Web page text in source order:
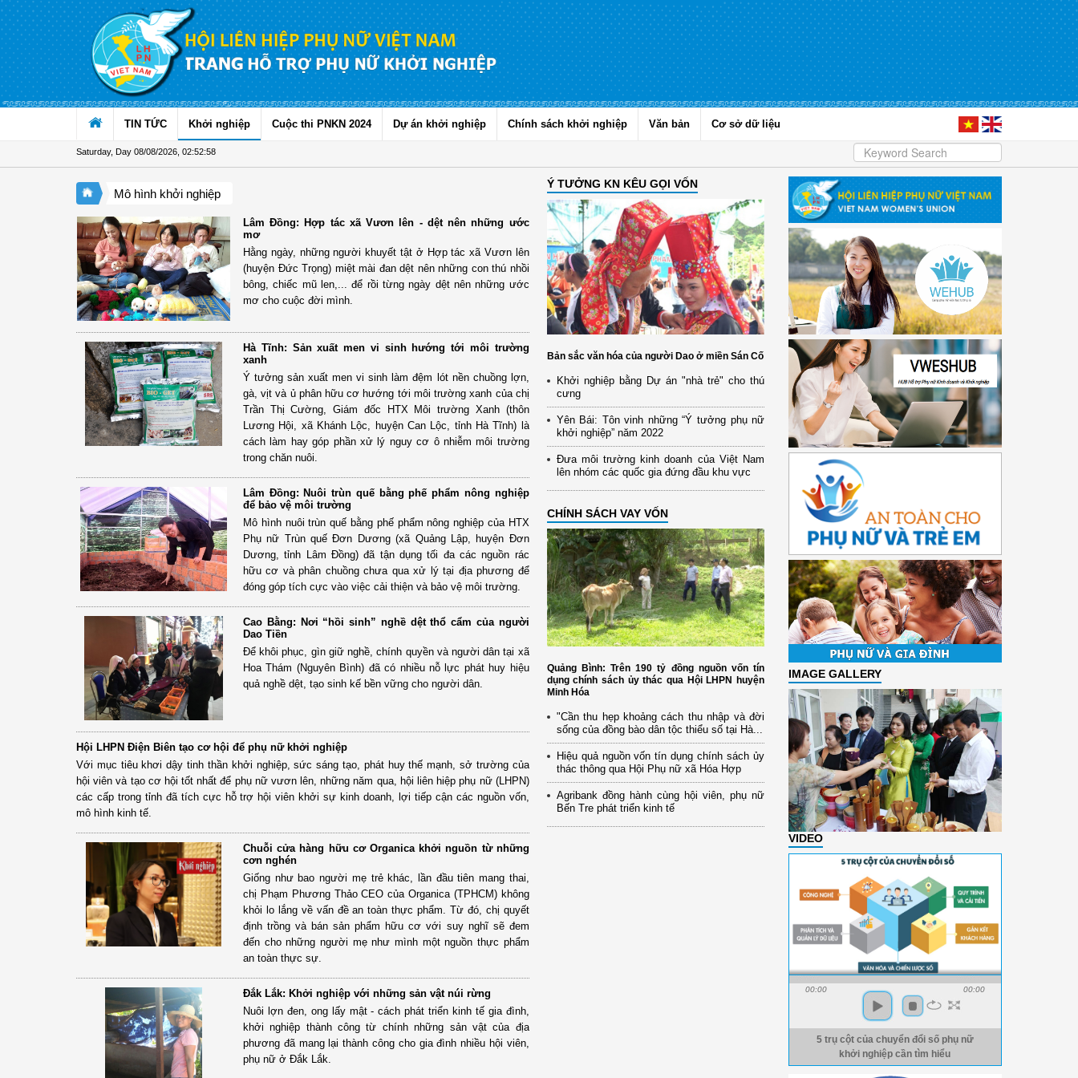
Skip to Content
TIN TỨC Khởi nghiệp Cuộc thi PNKN 2024 Dự án khởi nghiệp Chính sách khởi nghiệp Văn bản Cơ sở dữ liệu
Saturday, Day 08/08/2026 02:52:59
Mô hình khởi nghiệp
Lâm Đồng: Hợp tác xã Vươn lên - dệt nên những ước
mơ
Hằng ngày, những người khuyết tật ở Hợp tác xã Vươn lên
(huyện Đức Trọng) miệt mài đan dệt nên những con thú nhồi
bông, chiếc mũ len,... để rồi từng ngày dệt nên những ước
mơ cho cuộc đời mình.
Hà Tĩnh: Sản xuất men vi sinh hướng tới môi trường
xanh
Ý tưởng sản xuất men vi sinh làm đệm lót nền chuồng lợn,
gà, vịt và ủ phân hữu cơ hướng tới môi trường xanh của chị
Trần Thị Cường, Giám đốc HTX Môi trường Xanh (thôn
Lương Hội, xã Khánh Lộc, huyện Can Lộc, tỉnh Hà Tĩnh) là
cách làm hay góp phần xử lý nguy cơ ô nhiễm môi trường
trong chăn nuôi.
Lâm Đồng: Nuôi trùn quế bằng phế phẩm nông nghiệp
để bảo vệ môi trường
Mô hình nuôi trùn quế bằng phế phẩm nông nghiệp của HTX
Phụ nữ Trùn quế Đơn Dương (xã Quảng Lập, huyện Đơn
Dương, tỉnh Lâm Đồng) đã tận dụng tối đa các nguồn rác
hữu cơ và phân chuồng chưa qua xử lý tại địa phương để
đóng góp tích cực vào việc cải thiện và bảo vệ môi trường.
Cao Bằng: Nơi “hồi sinh” nghề dệt thổ cẩm của người
Dao Tiền
Để khôi phục, gìn giữ nghề, chính quyền và người dân tại xã
Hoa Thám (Nguyên Bình) đã có nhiều nỗ lực phát huy hiệu
quả nghề dệt, tạo sinh kế bền vững cho người dân.
Hội LHPN Điện Biên tạo cơ hội để phụ nữ khởi nghiệp
Với mục tiêu khơi dậy tinh thần khởi nghiệp, sức sáng tạo, phát huy thế mạnh, sở trường của
hội viên và tạo cơ hội tốt nhất để phụ nữ vươn lên, những năm qua, hội liên hiệp phụ nữ (LHPN)
các cấp trong tỉnh đã tích cực hỗ trợ hội viên khởi sự kinh doanh, lợi tiếp cận các nguồn vốn,
mô hình kinh tế.
Chuỗi cửa hàng hữu cơ Organica khởi nguồn từ những
cơn nghén
Giống như bao người mẹ trẻ khác, lần đầu tiên mang thai,
chị Phạm Phương Thảo CEO của Organica (TPHCM) không
khỏi lo lắng về vấn đề an toàn thực phẩm. Từ đó, chị quyết
định trồng và bán sản phẩm hữu cơ với suy nghĩ sẽ đem
đến cho những người mẹ như mình một nguồn thực phẩm
an toàn thực sự.
Đắk Lắk: Khởi nghiệp với những sản vật núi rừng
Nuôi lợn đen, ong lấy mật - cách phát triển kinh tế gia đình,
khởi nghiệp thành công từ chính những sản vật của địa
phương đã mang lại thành công cho gia đình nhiều hội viên,
phụ nữ ở Đắk Lắk.
Ý TƯỞNG KN KÊU GỌI VỐN
Bản sắc văn hóa của người Dao ở miền Sán Cố
Khởi nghiệp bằng Dự án "nhà trẻ" cho thú
cưng
Yên Bái: Tôn vinh những “Ý tưởng phụ nữ
khởi nghiệp” năm 2022
Đưa môi trường kinh doanh của Việt Nam
lên nhóm các quốc gia đứng đầu khu vực
CHÍNH SÁCH VAY VỐN
Quảng Bình: Trên 190 tỷ đồng nguồn vốn tín
dụng chính sách ủy thác qua Hội LHPN huyện
Minh Hóa
"Cần thu hẹp khoảng cách thu nhập và đời
sống của đồng bào dân tộc thiểu số tại Hà...
Hiệu quả nguồn vốn tín dụng chính sách ủy
thác thông qua Hội Phụ nữ xã Hóa Hợp
Agribank đồng hành cùng hội viên, phụ nữ
Bến Tre phát triển kinh tế
IMAGE GALLERY
VIDEO
00:00 00:00
5 trụ cột của chuyển đổi số phụ nữ
khởi nghiệp cần tìm hiểu